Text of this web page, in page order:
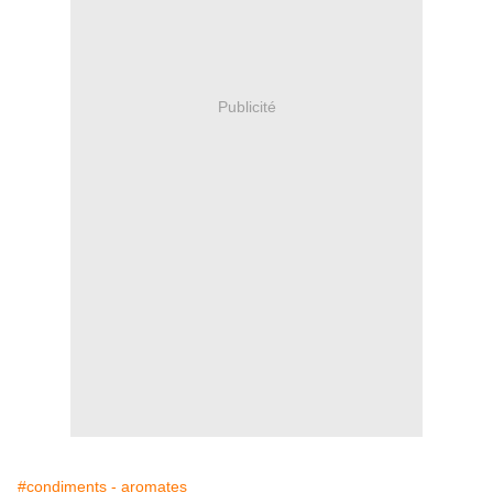
Publicité
#condiments - aromates